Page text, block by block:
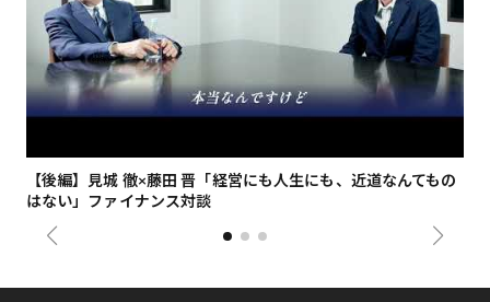
【後編】見城 徹×藤田 晋「経営にも人生にも、近道なんてもの
はない」ファイナンス対談